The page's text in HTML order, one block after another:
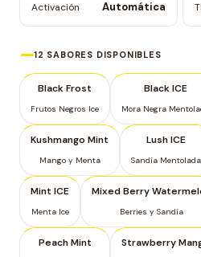
Activación Automática
12 SABORES DISPONIBLES
Black Frost
Frutos Negros Ice
Black ICE
Mora Negra
Kushmango Mint
Mango y Menta
Lush ICE
Sandía Mentolada
Mint ICE
Menta Ice
Mixed Berry
Berries y Sandía
Peach Mint Strawberry